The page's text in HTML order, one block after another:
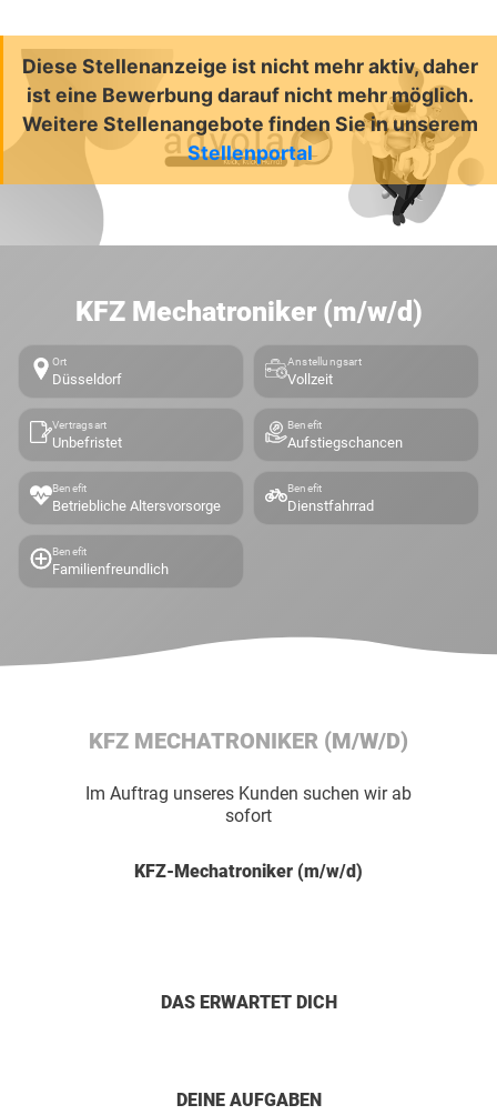
Diese Stellenanzeige ist nicht mehr aktiv, daher
ist eine Bewerbung darauf nicht mehr möglich.
Weitere Stellenangebote finden Sie in unserem
Stellenportal
KFZ Mechatroniker (m/w/d)
Ort
Düsseldorf
Anstellungsart
Vollzeit
Vertragsart
Unbefristet
Benefit
Aufstiegschancen
Benefit
Betriebliche Altersvorsorge
Benefit
Dienstfahrrad
Benefit
Familienfreundlich
KFZ MECHATRONIKER (M/W/D)
Im Auftrag unseres Kunden suchen wir ab
sofort
KFZ-Mechatroniker (m/w/d)
DAS ERWARTET DICH
DEINE AUFGABEN